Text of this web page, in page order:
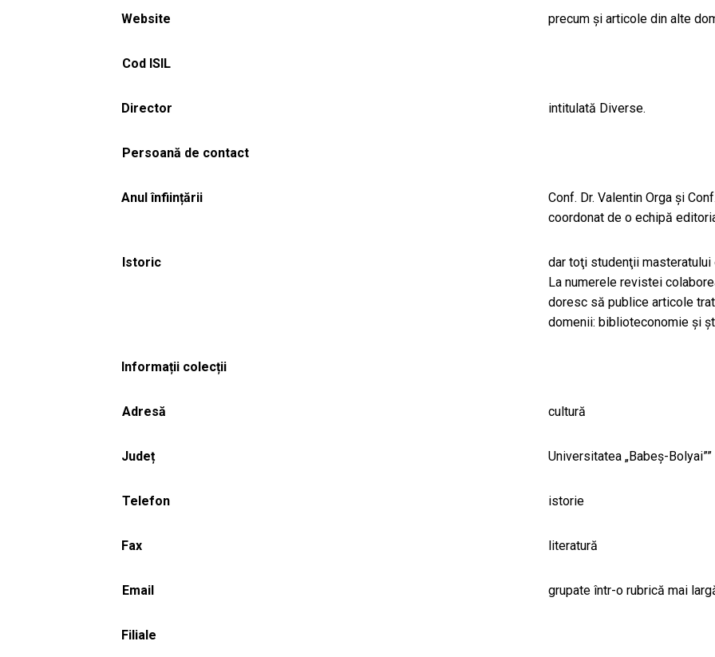
Website precum şi articole din alte
Cod ISIL
Director intitulată Diverse.
Persoană de contact
Anul înființării
Conf. Dr. Valentin Orga şi
coordonat de o echipă
Istoric
dar toţi studenţii
La numerele revistei
doresc să publice articole
domenii: biblioteconomie şi
Informații colecții
Adresă cultură
Județ Universitatea „Babeş-Bolyai””
Telefon istorie
Fax literatură
Email grupate într-o rubrică mai
Filiale